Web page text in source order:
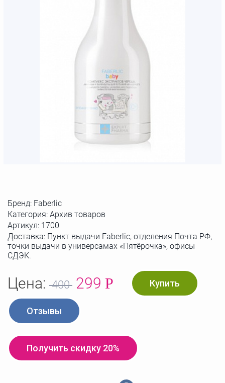
Бренд: Faberlic
Категория: Архив товаров
Артикул: 1700
Доставка: Пункт выдачи Faberlic, отделения Почта РФ,
точки выдачи в универсамах «Пятёрочка», офисы
СДЭК.
Цена: 400 299 Р Купить
Отзывы
Получить скидку 20%